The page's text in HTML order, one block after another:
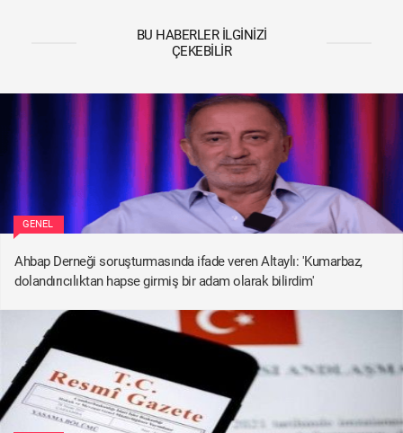
BU HABERLER İLGINIZI
ÇEKEBILIR
GENEL
Ahbap Derneği soruşturmasında ifade veren Altaylı: 'Kumarbaz,
dolandırıcılıktan hapse girmiş bir adam olarak bilirdim'